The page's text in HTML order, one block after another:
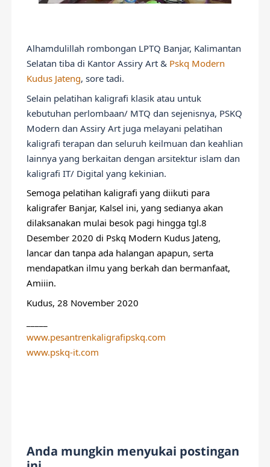
Alhamdulillah rombongan LPTQ Banjar, Kalimantan
Selatan tiba di Kantor Assiry Art & Pskq Modern
Kudus Jateng, sore tadi.
Selain pelatihan kaligrafi klasik atau untuk
kebutuhan perlombaan/ MTQ dan sejenisnya, PSKQ
Modern dan Assiry Art juga melayani pelatihan
kaligrafi terapan dan seluruh keilmuan dan keahlian
lainnya yang berkaitan dengan arsitektur islam dan
kaligrafi IT/ Digital yang kekinian.
Semoga pelatihan kaligrafi yang diikuti para
kaligrafer Banjar, Kalsel ini, yang sedianya akan
dilaksanakan mulai besok pagi hingga tgl.8
Desember 2020 di Pskq Modern Kudus Jateng,
lancar dan tanpa ada halangan apapun, serta
mendapatkan ilmu yang berkah dan bermanfaat,
Amiiin.
Kudus, 28 November 2020
www.pesantrenkaligrafipskq.com
www.pskq-it.com
Anda mungkin menyukai postingan